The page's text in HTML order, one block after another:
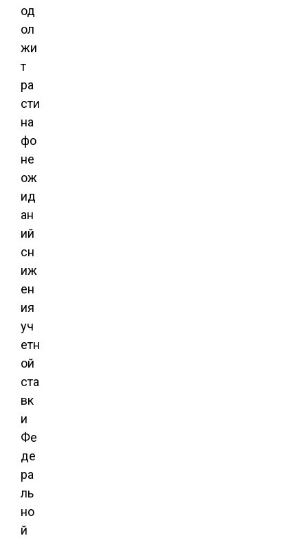
од
ол
жи
т
ра
сти
на
фо
не
ож
ид
ан
ий
сн
иж
ен
ия
уч
етн
ой
ста
вк
и
Фе
де
ра
ль
но
й